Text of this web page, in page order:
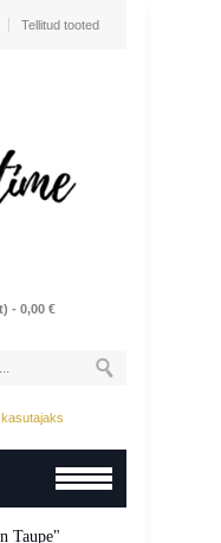
Tellitud tooted
- 0,00 €
Taupe"